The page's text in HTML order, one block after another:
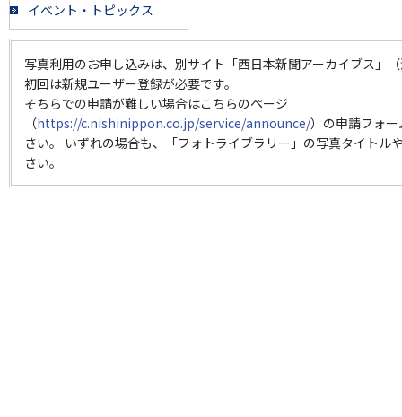
イベント・トピックス
写真利用のお申し込みは、別サイト「西日本新聞アーカイブス」
初回は新規ユーザー登録が必要です。
そちらでの申請が難しい場合はこちらのページ
（https://c.nishinippon.co.jp/service/announce/）の申請フォ
さい。 いずれの場合も、「フォトライブラリー」の写真タイトル
さい。